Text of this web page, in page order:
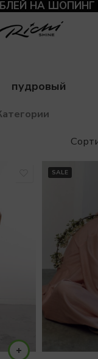
НА ШОПИНГ
пудровый
SALE